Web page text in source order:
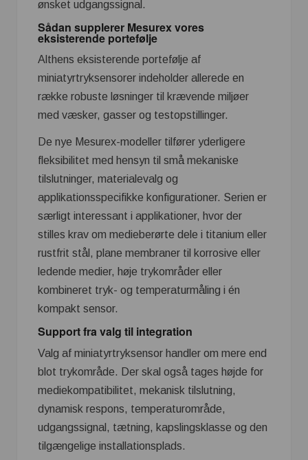
ønsket udgangssignal.
Sådan supplerer Mesurex vores
eksisterende portefølje
Althens eksisterende portefølje af
miniatyrtryksensorer indeholder allerede en
række robuste løsninger til krævende miljøer
med væsker, gasser og testopstillinger.
De nye Mesurex-modeller tilfører yderligere
fleksibilitet med hensyn til små mekaniske
tilslutninger, materialevalg og
applikationsspecifikke konfigurationer. Serien er
særligt interessant i applikationer, hvor der
stilles krav om medieberørte dele i titanium eller
rustfrit stål, plane membraner til korrosive eller
ledende medier, høje trykområder eller
kombineret tryk- og temperaturmåling i én
kompakt sensor.
Support fra valg til integration
Valg af miniatyrtryksensor handler om mere end
blot trykområde. Der skal også tages højde for
mediekompatibilitet, mekanisk tilslutning,
dynamisk respons, temperaturområde,
udgangssignal, tætning, kapslingsklasse og den
tilgængelige installationsplads.